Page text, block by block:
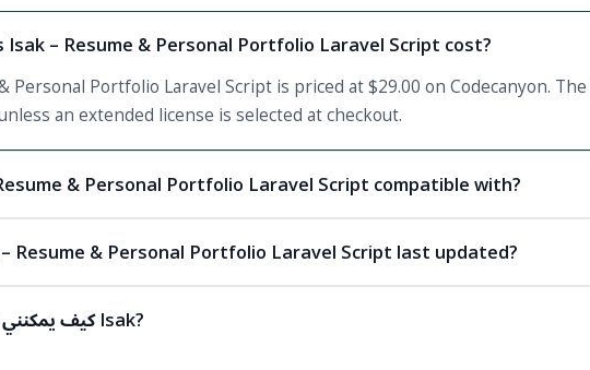
Isak – Resume & Personal Portfolio Laravel Script cost?
Personal Portfolio Laravel Script is priced at $29.00 on Codecanyon.
an extended license is selected at checkout.
& Personal Portfolio Laravel Script compatible with?
Resume & Personal Portfolio Laravel Script last updated?
كيف يمكنني استخدام سكربت Isak?